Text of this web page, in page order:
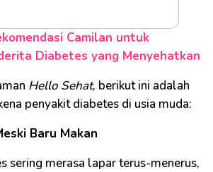
Camilan untuk
Diabetes yang Menyehatkan
Hello Sehat, berikut ini adalah
penyakit diabetes di usia muda:
Baru Makan
sering merasa lapar terus-menerus,